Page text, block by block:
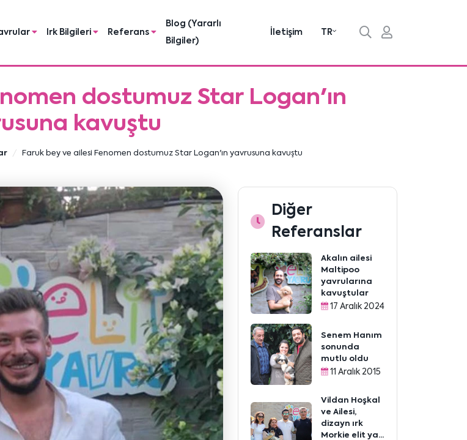
Irk Bilgileri Referans
Blog (Yararlı
Bilgiler)
İletişim TR
dostumuz Star Logan'ın
kavuştu
Faruk bey ve ailesi Fenomen dostumuz Star Logan'ın yavrusuna kavuştu
Diğer
Referanslar
Akalın ailesi
Maltipoo
yavrularına
kavuştular
17 Aralık 2024
Senem Hanım
sonunda
mutlu oldu
11 Aralık 2015
Vildan Hoşkal
ve Ailesi,
dizayn ırk
Morkie elit ya...